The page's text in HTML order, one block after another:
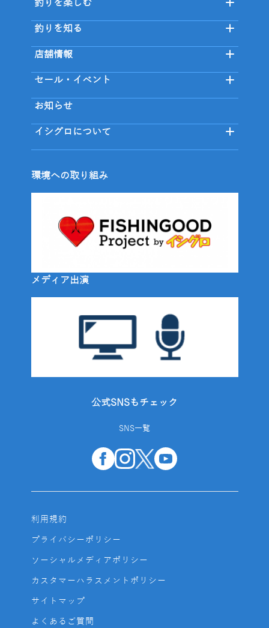
釣りを楽しむ
釣りを知る
店舗情報
セール・イベント
お知らせ
イシグロについて
環境への取り組み
メディア出演
公式SNSもチェック
SNS一覧
利用規約
プライバシーポリシー
ソーシャルメディアポリシー
カスタマーハラスメントポリシー
サイトマップ
よくあるご質問